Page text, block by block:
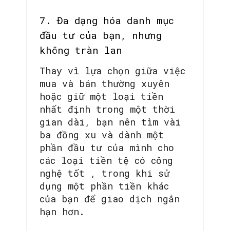
7. Đa dạng hóa danh mục
đầu tư của bạn, nhưng
không tràn lan
Thay vì lựa chọn giữa việc
mua và bán thường xuyên
hoặc giữ một loại tiền
nhất định trong một thời
gian dài, bạn nên tìm vài
ba đồng xu và dành một
phần đầu tư của mình cho
các loại tiền tệ có công
nghệ tốt , trong khi sử
dụng một phần tiền khác
của bạn để giao dịch ngắn
hạn hơn.